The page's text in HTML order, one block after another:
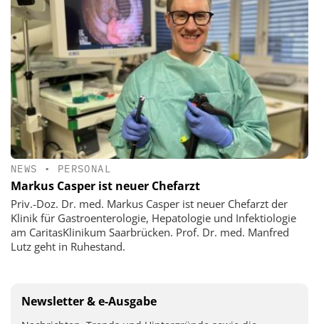
NEWS • PERSONAL
Markus Casper ist neuer Chefarzt
Priv.-Doz. Dr. med. Markus Casper ist neuer Chefarzt der
Klinik für Gastroenterologie, Hepatologie und Infektiologie
am CaritasKlinikum Saarbrücken. Prof. Dr. med. Manfred
Lutz geht in Ruhestand.
Newsletter & e-Ausgabe